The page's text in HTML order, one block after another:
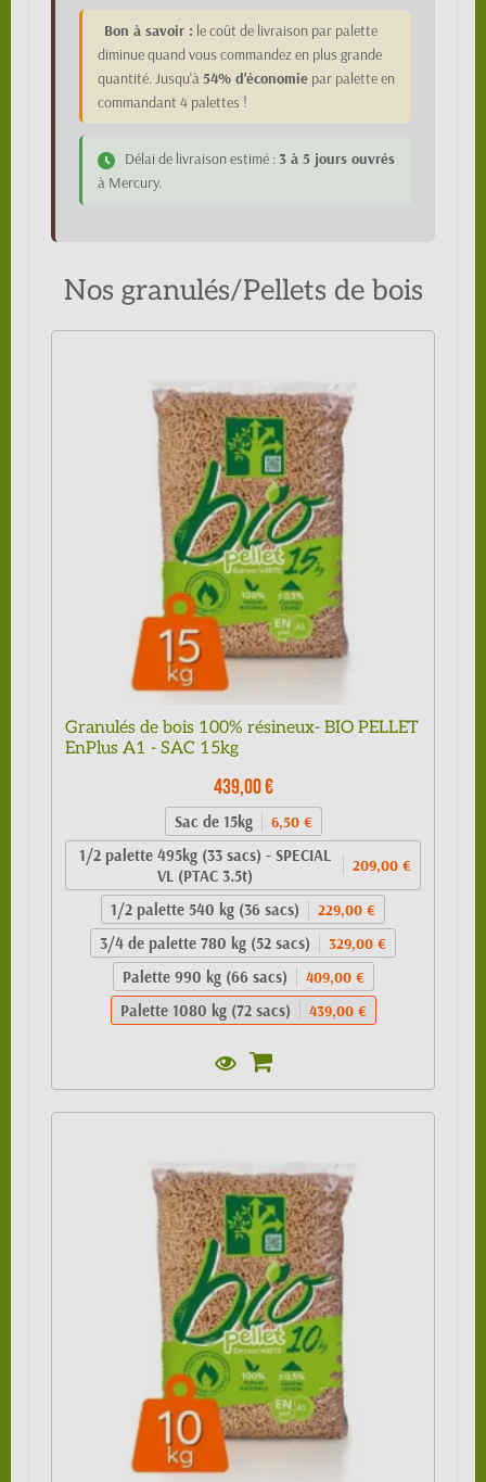
Bon à savoir : le coût de livraison par palette
diminue quand vous commandez en plus grande
quantité. Jusqu'à54% d'économie par palette en
commandant 4 palettes !
Délai de livraison estimé : 3 à 5 jours ouvrés
à Mercury.
Nos granulés/Pellets de bois
Granulés de bois 100% résineux- BIO PELLET
EnPlus A1 - SAC 15kg
439,00 €
Sac de 15kg 6,50 €
1/2 palette 495kg (33 sacs) - SPECIAL
VL (PTAC 3.5t)
209,00 €
1/2 palette 540 kg (36 sacs) 229,00 €
3/4 de palette 780 kg (52 sacs) 329,00 €
Palette 990 kg (66 sacs) 409,00 €
Palette 1080 kg (72 sacs) 439,00 €